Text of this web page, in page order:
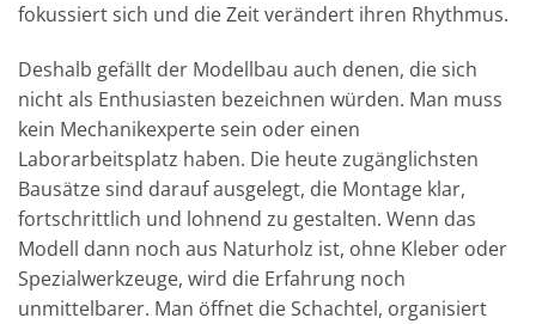
fokussiert sich und die Zeit verändert ihren Rhythmus.
Deshalb gefällt der Modellbau auch denen, die sich
nicht als Enthusiasten bezeichnen würden. Man muss
kein Mechanikexperte sein oder einen
Laborarbeitsplatz haben. Die heute zugänglichsten
Bausätze sind darauf ausgelegt, die Montage klar,
fortschrittlich und lohnend zu gestalten. Wenn das
Modell dann noch aus Naturholz ist, ohne Kleber oder
Spezialwerkzeuge, wird die Erfahrung noch
unmittelbarer. Man öffnet die Schachtel, organisiert